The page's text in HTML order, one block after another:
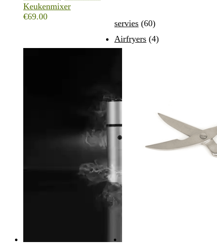
Keukenmixer
€69.00
servies (60)
Airfryers (4)